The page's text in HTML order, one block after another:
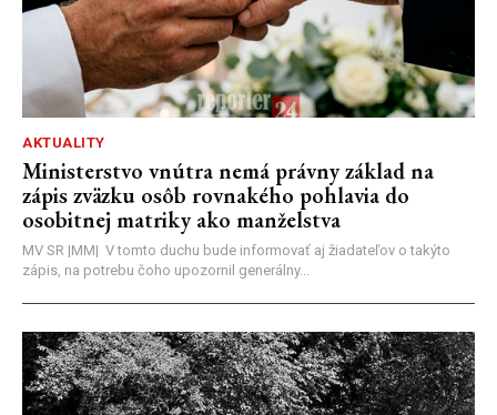
AKTUALITY
Ministerstvo vnútra nemá právny základ na
zápis zväzku osôb rovnakého pohlavia do
osobitnej matriky ako manželstva
MV SR |MM| V tomto duchu bude informovať aj žiadateľov o takýto
zápis, na potrebu čoho upozornil generálny...